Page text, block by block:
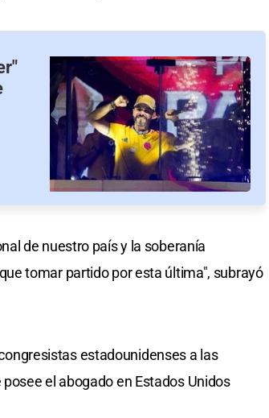
de nuestro país y la soberanía
tomar partido por esta última", subrayó
estadounidenses a las
el abogado en Estados Unidos